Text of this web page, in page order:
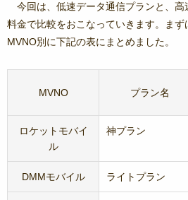
今回は、低速データ通信プランと、
料金で比較をおこなっていきます。ま
MVNO別に下記の表にまとめました。
MVNO プラン名
ロケットモバイ
ル
神プラン
DMMモバイル ライトプラン